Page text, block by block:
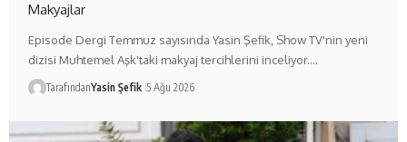
Makyajlar
Episode Dergi Temmuz sayısında Yasin Şefik, Show TV'nin yeni
dizisi Muhtemel Aşk'taki makyaj tercihlerini inceliyor.…
TarafındanYasin Şefik 5 Ağu 2026